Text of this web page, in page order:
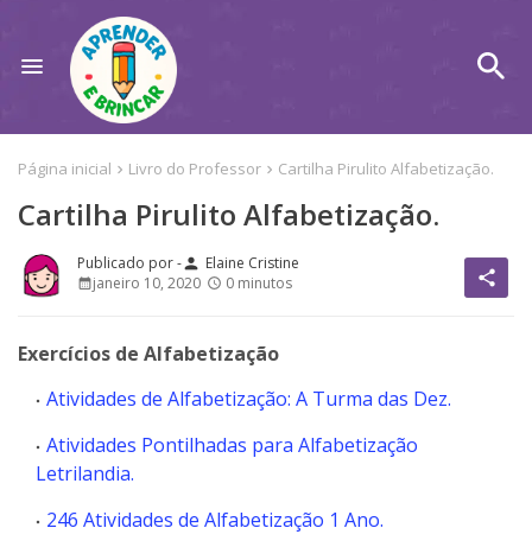
Página inicial Livro do Professor Cartilha Pirulito Alfabetização.
Cartilha Pirulito Alfabetização.
person Elaine Cristine
janeiro 10, 2020
0 minutos share
Exercícios de Alfabetização
Atividades de Alfabetização: A Turma das Dez.
Atividades Pontilhadas para Alfabetização
Letrilandia.
246 Atividades de Alfabetização 1 Ano.